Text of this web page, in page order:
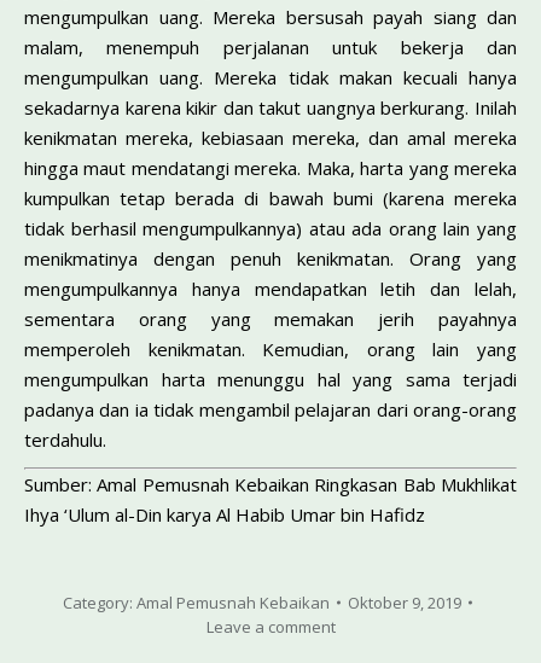
mengumpulkan uang. Mereka bersusah payah siang dan
malam, menempuh perjalanan untuk bekerja dan
mengumpulkan uang. Mereka tidak makan kecuali hanya
sekadarnya karena kikir dan takut uangnya berkurang. Inilah
kenikmatan mereka, kebiasaan mereka, dan amal mereka
hingga maut mendatangi mereka. Maka, harta yang mereka
kumpulkan tetap berada di bawah bumi (karena mereka
tidak berhasil mengumpulkannya) atau ada orang lain yang
menikmatinya dengan penuh kenikmatan. Orang yang
mengumpulkannya hanya mendapatkan letih dan lelah,
sementara orang yang memakan jerih payahnya
memperoleh kenikmatan. Kemudian, orang lain yang
mengumpulkan harta menunggu hal yang sama terjadi
padanya dan ia tidak mengambil pelajaran dari orang-orang
terdahulu.
Sumber: Amal Pemusnah Kebaikan Ringkasan Bab Mukhlikat
Ihya ‘Ulum al-Din karya Al Habib Umar bin Hafidz
Category: Amal Pemusnah Kebaikan
Oktober 9, 2019
Leave a comment